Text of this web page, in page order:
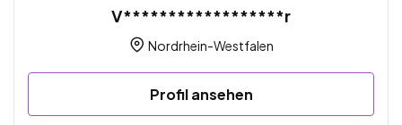
V******************r
Nordrhein-Westfalen
Profil ansehen